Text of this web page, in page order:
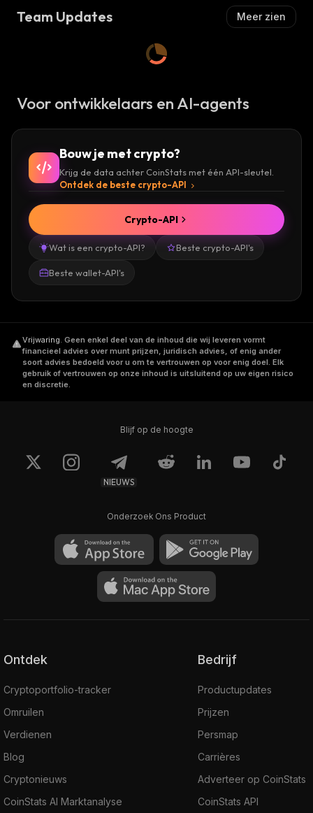
Team Updates Meer zien
Voor ontwikkelaars en AI-agents
Bouw je met crypto?
Krijg de data achter CoinStats met één API-sleutel.
Ontdek de beste crypto-API
Wat is een crypto-API? Beste crypto-API's
Beste wallet-API's
Crypto-API
Vrijwaring. Geen enkel deel van de inhoud die wij leveren vormt
financieel advies over munt prijzen, juridisch advies, of enig ander
soort advies bedoeld voor u om te vertrouwen op voor enig doel. Elk
gebruik of vertrouwen op onze inhoud is uitsluitend op uw eigen risico
en discretie.
Blijf op de hoogte
NIEUWS
Onderzoek Ons Product
Ontdek
Cryptoportfolio-tracker
Omruilen
Verdienen
Blog
Cryptonieuws
CoinStats AI Marktanalyse
Bedrijf
Productupdates
Prijzen
Persmap
Carrières
Adverteer op CoinStats
CoinStats API